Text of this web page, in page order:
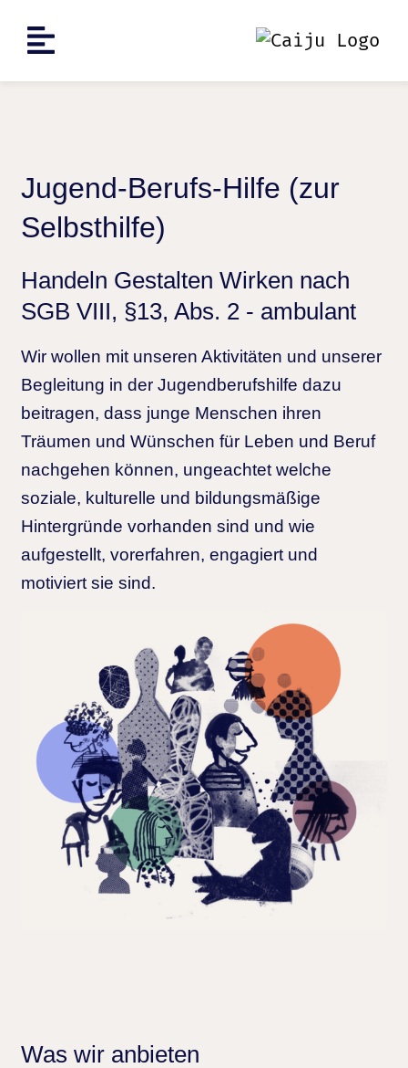
Jugend-Berufs-Hilfe (zur
Selbsthilfe)
Handeln Gestalten Wirken nach
SGB VIII, §13, Abs. 2 - ambulant
Wir wollen mit unseren Aktivitäten und unserer
Begleitung in der Jugendberufshilfe dazu
beitragen, dass junge Menschen ihren
Träumen und Wünschen für Leben und Beruf
nachgehen können, ungeachtet welche
soziale, kulturelle und bildungsmäßige
Hintergründe vorhanden sind und wie
aufgestellt, vorerfahren, engagiert und
motiviert sie sind.
Was wir anbieten